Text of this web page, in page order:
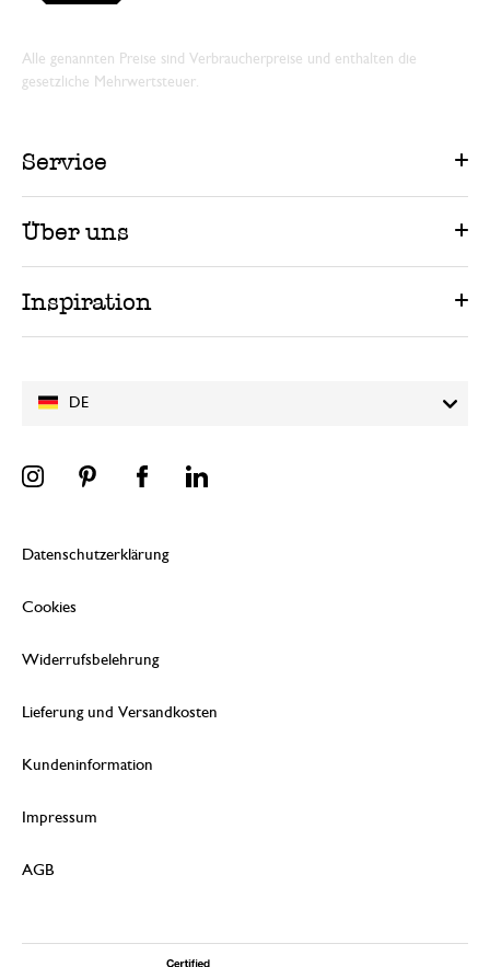
DE
Alle genannten Preise sind Verbraucherpreise und enthalten die
gesetzliche Mehrwertsteuer.
Service
Über uns
Inspiration
Datenschutzerklärung
Cookies
Widerrufsbelehrung
Lieferung und Versandkosten
Kundeninformation
Impressum
AGB